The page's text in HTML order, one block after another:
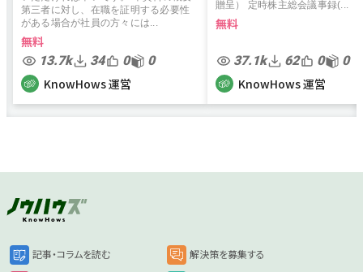
第三者に対し、在職を証明する必要性
がある場合が社員の方々には...
無料
13.7k 34 0 0
KnowHows 運営
贈呈） 定時株主総会議事録(...
無料
37.1k 62 0 0
KnowHows 運営
記事・コラムを読む 解決策を募集する